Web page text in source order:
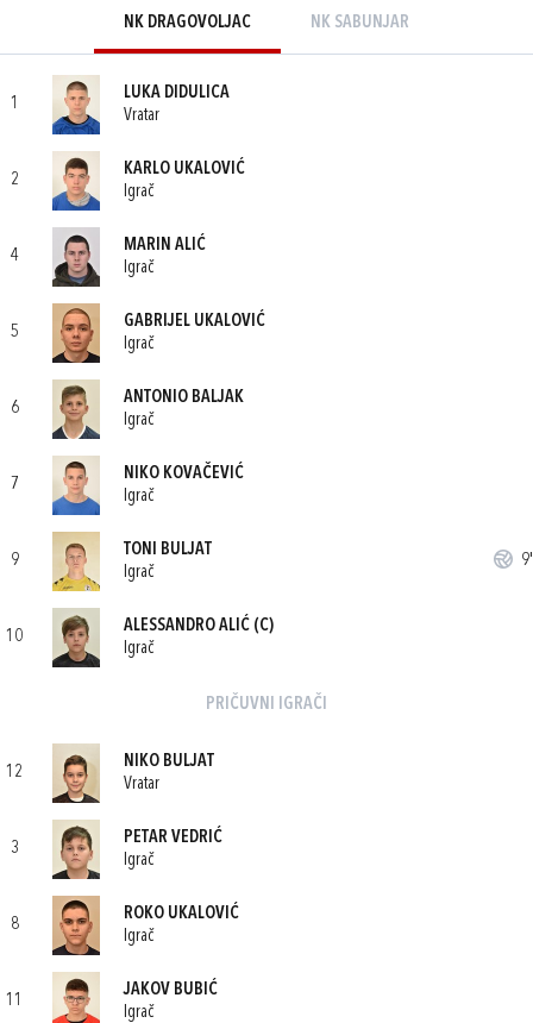
NK DRAGOVOLJAC NK SABUNJAR
1
LUKA DIDULICA
Vratar
2
KARLO UKALOVIĆ
Igrač
4
MARIN ALIĆ
Igrač
5
GABRIJEL UKALOVIĆ
Igrač
6
ANTONIO BALJAK
Igrač
7
NIKO KOVAČEVIĆ
Igrač
9
TONI BULJAT
Igrač
9'
10
ALESSANDRO ALIĆ (C)
Igrač
PRIČUVNI IGRAČI
12
NIKO BULJAT
Vratar
3
PETAR VEDRIĆ
Igrač
8
ROKO UKALOVIĆ
Igrač
11
JAKOV BUBIĆ
Igrač